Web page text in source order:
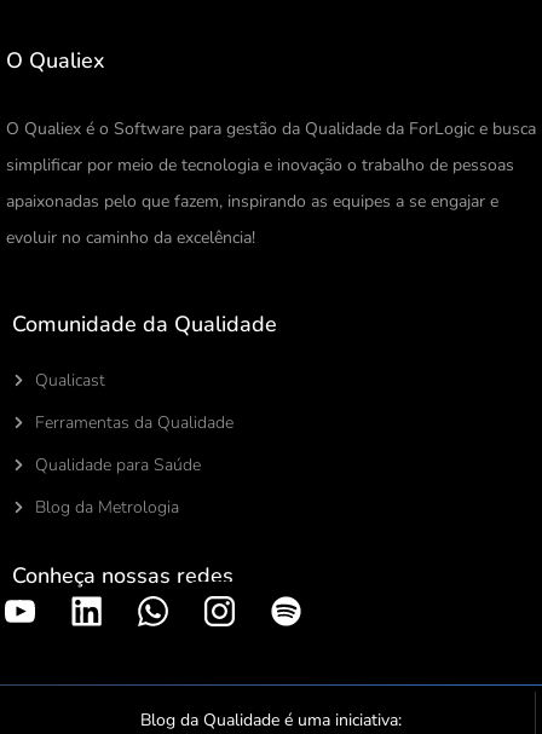
O Qualiex
O Qualiex é o Software para gestão da Qualidade da ForLogic e busca
simplificar por meio de tecnologia e inovação o trabalho de pessoas
apaixonadas pelo que fazem, inspirando as equipes a se engajar e
evoluir no caminho da excelência!
Comunidade da Qualidade
Qualicast
Ferramentas da Qualidade
Qualidade para Saúde
Blog da Metrologia
Conheça nossas redes
S
o
t
Blog da Qualidade é uma iniciativa: